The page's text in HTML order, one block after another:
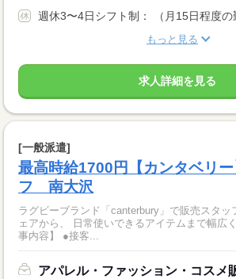
週休3〜4日シフト制： （月15日程度の
もっと見る
求人詳細を見る
[一般派遣]
最高時給1700円【カンタベリ
フ 南大沢
ラグビーブランド「canterbury」で販売スタッ
ェアから、 日常使いできるアイテムまで幅広くラ
事内容】 ●接客...
アパレル・ファッション・コスメ